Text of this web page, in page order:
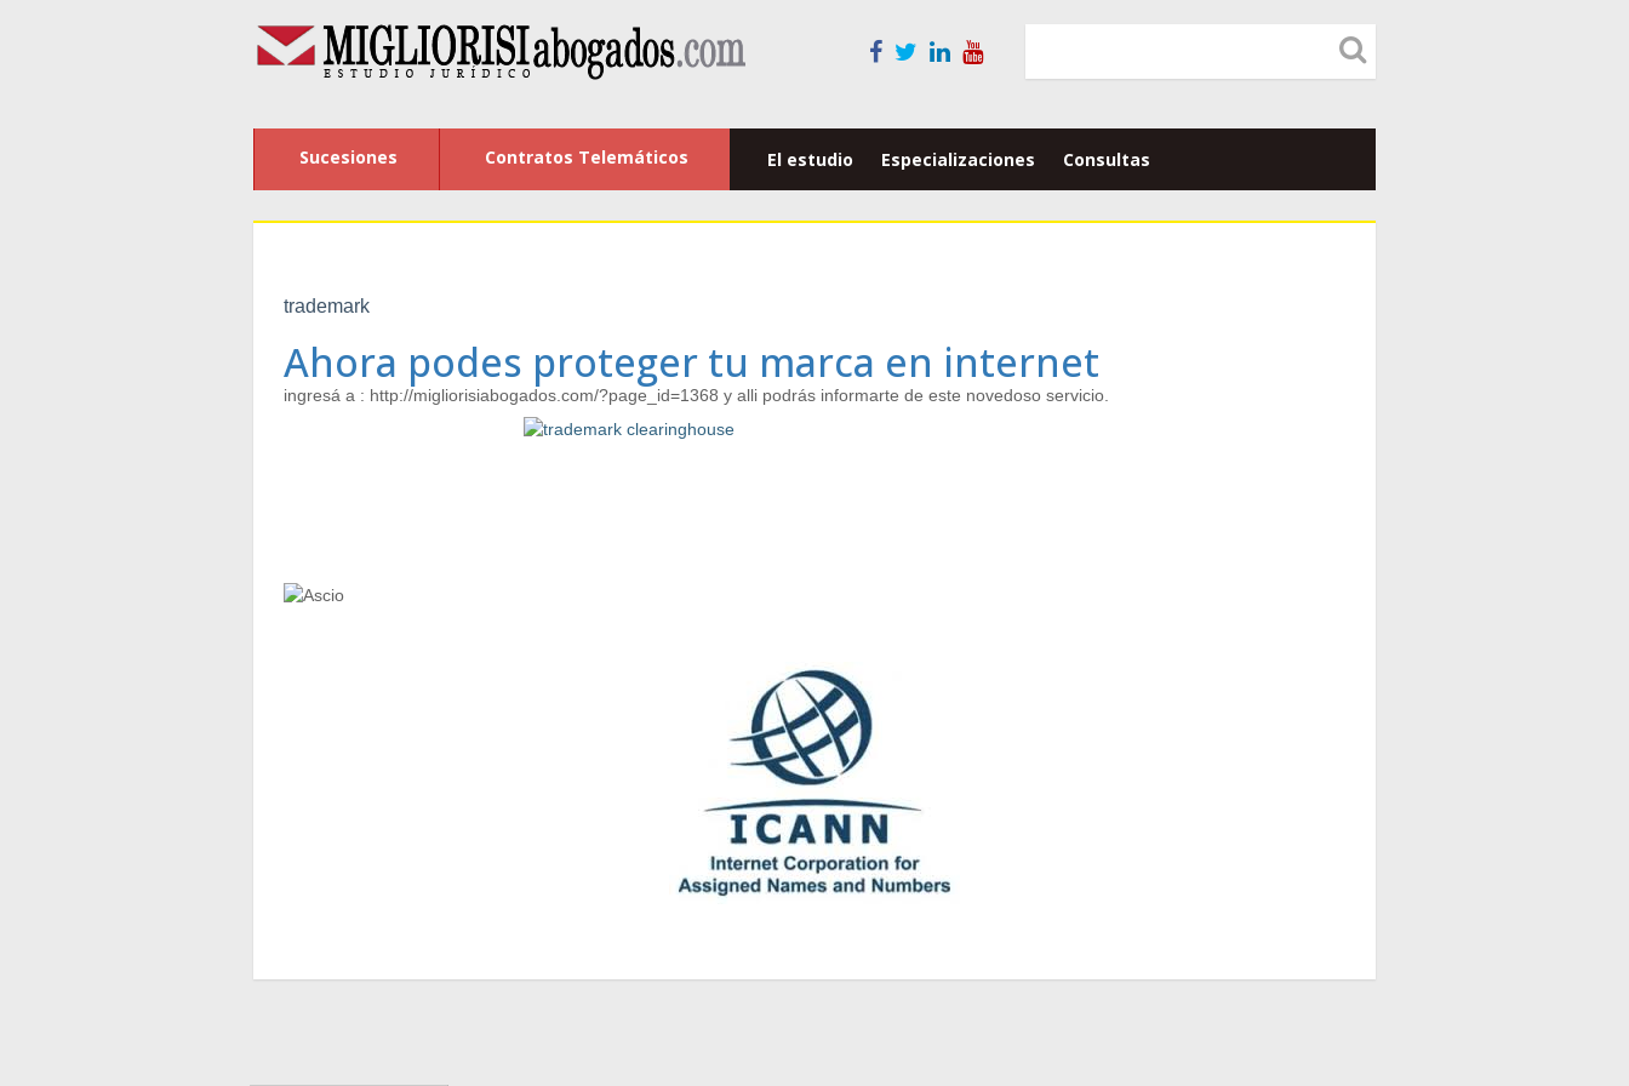
Sucesiones Contratos Telemáticos El estudio Especializaciones Consultas
trademark
Ahora podes proteger tu marca en internet
ingresá a : http://migliorisiabogados.com/?page_id=1368 y alli podrás informarte de este novedoso servicio.